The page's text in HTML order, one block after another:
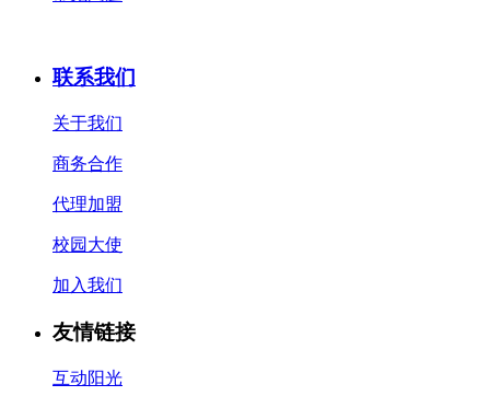
联系我们
关于我们
商务合作
代理加盟
校园大使
加入我们
友情链接
互动阳光